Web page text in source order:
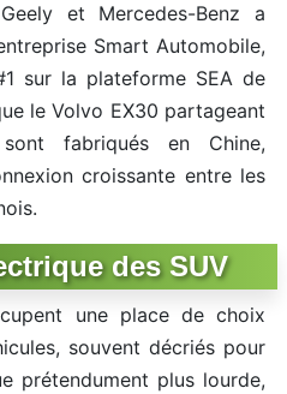
et Mercedes-Benz a
Smart Automobile,
sur la plateforme SEA de
le Volvo EX30 partageant
fabriqués en Chine,
croissante entre les
des SUV
une place de choix
souvent décriés pour
prétendument plus lourde,